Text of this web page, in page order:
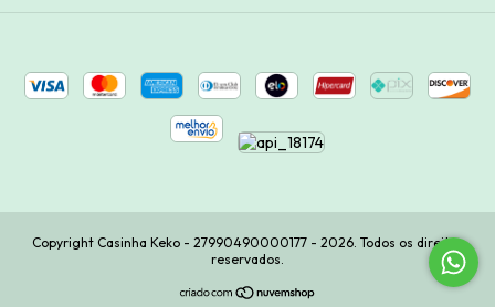
Copyright Casinha Keko - 27990490000177 - 2026. Todos os direitos
reservados.